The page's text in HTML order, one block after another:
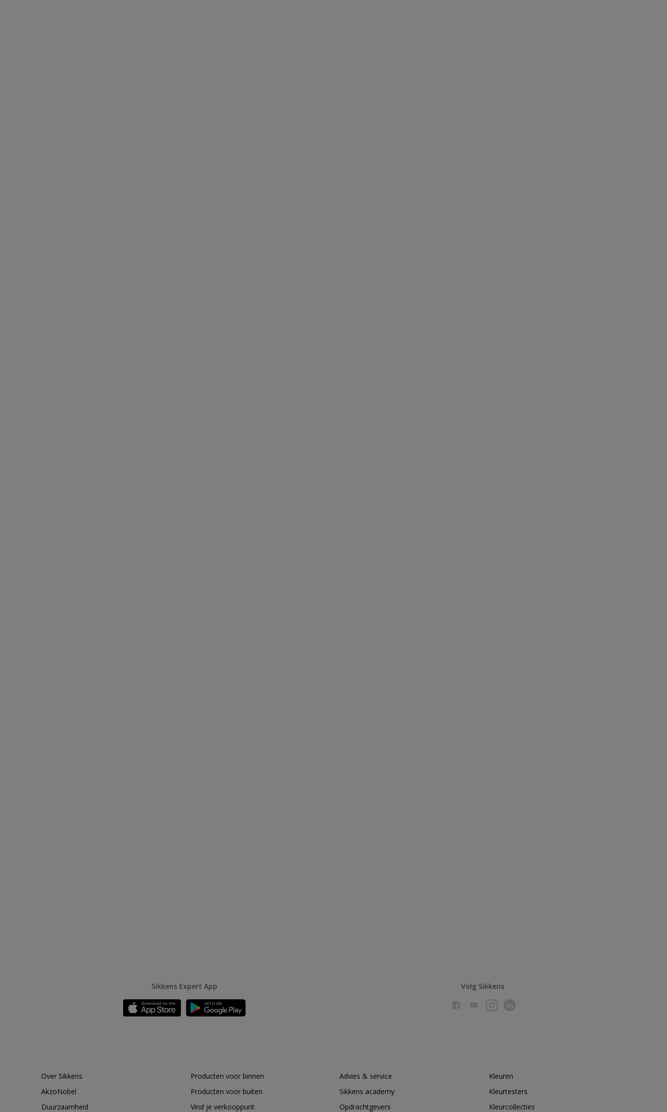
Sikkens Expert App Volg Sikkens
Over Sikkens
AkzoNobel
Duurzaamheid
Producten voor binnen
Producten voor buiten
Vind je verkooppunt
Advies & service
Sikkens academy
Opdrachtgevers
Kleuren
Kleurtesters
Kleurcollecties